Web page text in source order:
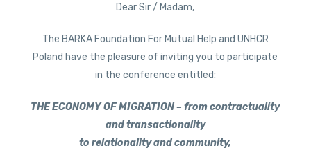
Dear Sir / Madam,
The BARKA Foundation For Mutual Help and UNHCR
Poland have the pleasure of inviting you to participate
in the conference entitled:
THE ECONOMY OF MIGRATION – from contractuality
and transactionality
to relationality and community,